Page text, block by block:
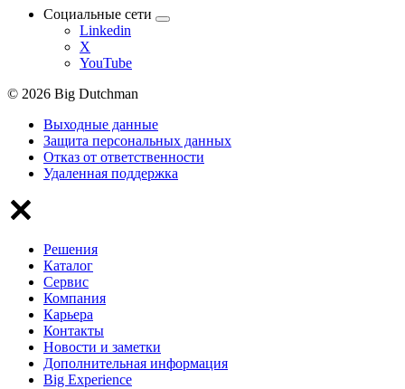
Социальные сети
Linkedin
X
YouTube
© 2026 Big Dutchman
Выходные данные
Защита персональных данных
Отказ от ответственности
Удаленная поддержка
Решения
Каталог
Сервис
Компания
Карьера
Контакты
Новости и заметки
Дополнительная информация
Big Experience